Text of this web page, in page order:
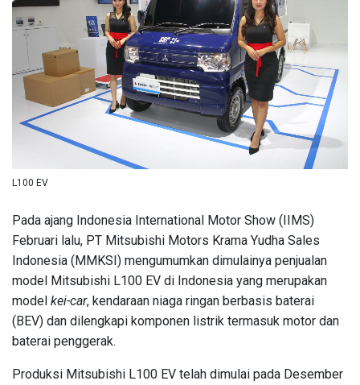
L100 EV
Pada ajang Indonesia International Motor Show (IIMS)
Februari lalu, PT Mitsubishi Motors Krama Yudha Sales
Indonesia (MMKSI) mengumumkan dimulainya penjualan
model Mitsubishi L100 EV di Indonesia yang merupakan
model kei-car, kendaraan niaga ringan berbasis baterai
(BEV) dan dilengkapi komponen listrik termasuk motor dan
baterai penggerak.
Produksi Mitsubishi L100 EV telah dimulai pada Desember